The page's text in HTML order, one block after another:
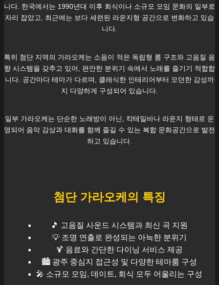
니다. 한국에서는 1990년대 이후 회식이나 소규모 모임 문화의 일부로
자리 잡았고, 최근에는 보다 세련된 라운지형 공간으로 변화하고 있습
니다.
특히 첨단 지역의 가라오케는 소음이 적은 독립형 룸 구조와 고음질 음
향 시스템을 갖추고 있어, 편안한 분위기 속에서 노래를 즐기기 적합합
니다. 공간마다 테마가 다르며, 클래식한 인테리어부터 모던한 감성까
지 다양하게 구성되어 있습니다.
일부 가라오케는 단순한 노래방이 아닌, 칵테일바나 라운지 형태로 운
영되어 음악 감상과 대화를 함께 즐길 수 있는 복합 문화공간으로 발전
하고 있습니다.
첨단가라오케의 특징
🎵 고음질 사운드 시스템과 최신 곡 지원
💡 조명 연출로 완성되는 아늑한 분위기
🍹 음료와 간단한 다이닝 서비스 제공
🏙️ 광주 중심지 접근성 및 다양한 테마룸 구성
🎤 소규모 모임, 데이트, 회식 모두 어울리는 구성